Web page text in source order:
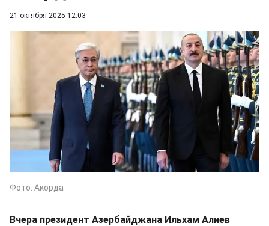
21 октября 2025 12:03
Фото: Акорда
Вчера президент Азербайджана Ильхам Алиев